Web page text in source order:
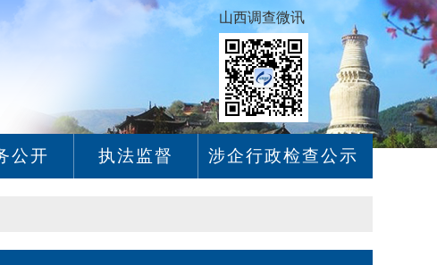
山西调查微讯
公开 执法监督 涉企行政检查公示